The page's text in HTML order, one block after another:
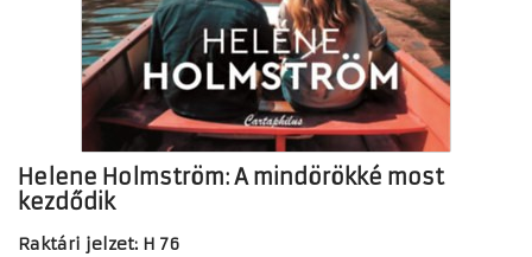
Helene Holmström: A mindörökké most
kezdődik
Raktári jelzet: H 76